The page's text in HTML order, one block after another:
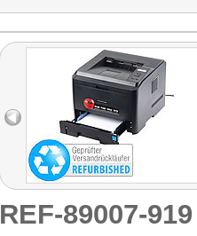
REF-89007-